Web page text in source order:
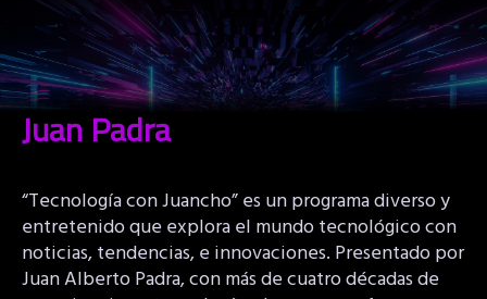
Juan Padra
“Tecnología con Juancho” es un programa diverso y
entretenido que explora el mundo tecnológico con
noticias, tendencias, e innovaciones. Presentado por
Juan Alberto Padra, con más de cuatro décadas de